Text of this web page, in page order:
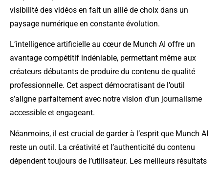
visibilité des vidéos en fait un allié de choix dans un
paysage numérique en constante évolution.
L’intelligence artificielle au cœur de Munch AI offre un
avantage compétitif indéniable, permettant même aux
créateurs débutants de produire du contenu de qualité
professionnelle. Cet aspect démocratisant de l’outil
s’aligne parfaitement avec notre vision d’un journalisme
accessible et engageant.
Néanmoins, il est crucial de garder à l’esprit que Munch AI
reste un outil. La créativité et l’authenticité du contenu
dépendent toujours de l’utilisateur. Les meilleurs résultats